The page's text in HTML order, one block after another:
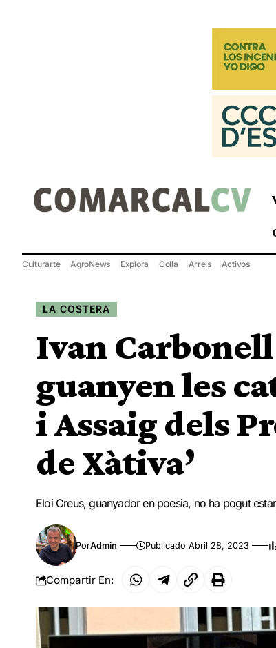
Culturarte AgroNews Explora Colla Arrels Activos
LA COSTERA
Ivan
guanyen les
i Assaig dels
de Xàtiva’
Eloi Creus, guanyador en poesia, no ha pogut
PorAdmin Publicado Abril 28, 2023
Compartir En: